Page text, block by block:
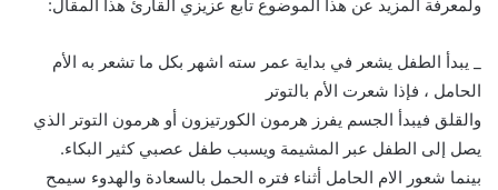
ولمعرفة المزيد عن هذا الموضوع تابع عزيزي القارئ هذا المقال:
_ يبدأ الطفل يشعر في بداية عمر سته اشهر بكل ما تشعر به الأم
الحامل ، فإذا شعرت الأم بالتوتر
والقلق فيبدأ الجسم يفرز هرمون الكورتيزون أو هرمون التوتر الذي
يصل إلى الطفل عبر المشيمة ويسبب طفل عصبي كثير البكاء.
بينما شعور الام الحامل أثناء فتره الحمل بالسعادة والهدوء سيمح